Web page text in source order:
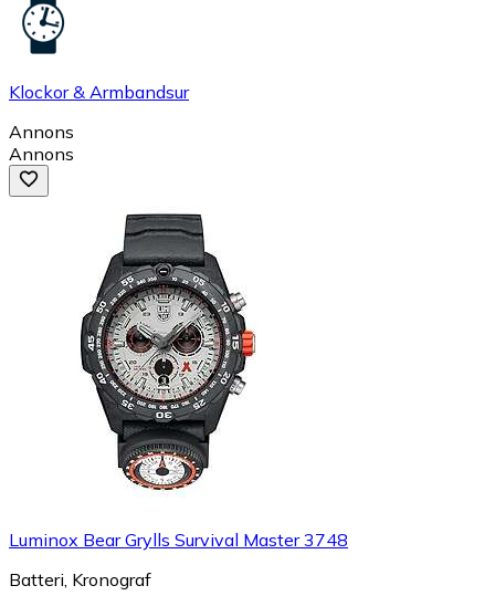
Klockor & Armbandsur
Annons
Annons
Luminox Bear Grylls Survival Master 3748
Batteri, Kronograf